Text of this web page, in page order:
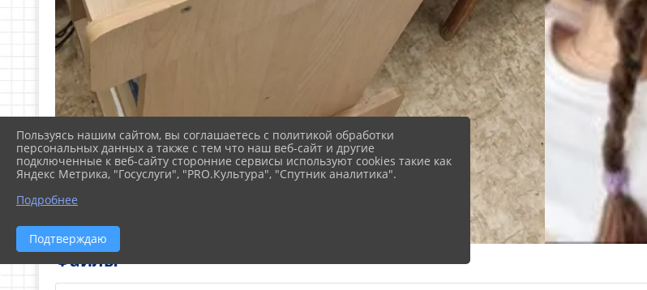
Файлы
Пользуясь нашим сайтом, вы соглашаетесь с политикой обработки
персональных данных а также с тем что наш веб-сайт и другие
подключенные к веб-сайту сторонние сервисы используют cookies такие как
Яндекс Метрика, "Госуслуги", "PRO.Культура", "Спутник аналитика".
Подробнее
Подтверждаю